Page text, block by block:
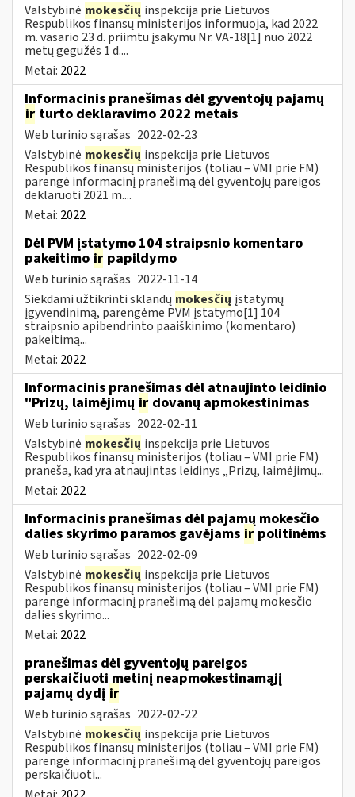
Valstybinė mokesčių inspekcija prie Lietuvos
Respublikos finansų ministerijos informuoja, kad 2022
m. vasario 23 d. priimtu įsakymu Nr. VA-18[1] nuo 2022
metų gegužės 1 d....
Metai: 2022
Informacinis pranešimas dėl gyventojų pajamų
ir turto deklaravimo 2022 metais
Web turinio sąrašas 2022-02-23
Valstybinė mokesčių inspekcija prie Lietuvos
Respublikos finansų ministerijos (toliau – VMI prie FM)
parengė informacinį pranešimą dėl gyventojų pareigos
deklaruoti 2021 m....
Metai: 2022
Dėl PVM įstatymo 104 straipsnio komentaro
pakeitimo ir papildymo
Web turinio sąrašas 2022-11-14
Siekdami užtikrinti sklandų mokesčių įstatymų
įgyvendinimą, parengėme PVM įstatymo[1] 104
straipsnio apibendrinto paaiškinimo (komentaro)
pakeitimą...
Metai: 2022
Informacinis pranešimas dėl atnaujinto leidinio
"Prizų, laimėjimų ir dovanų apmokestinimas
Web turinio sąrašas 2022-02-11
Valstybinė mokesčių inspekcija prie Lietuvos
Respublikos finansų ministerijos (toliau – VMI prie FM)
praneša, kad yra atnaujintas leidinys „Prizų, laimėjimų...
Metai: 2022
Informacinis pranešimas dėl pajamų mokesčio
dalies skyrimo paramos gavėjams ir politinėms
Web turinio sąrašas 2022-02-09
Valstybinė mokesčių inspekcija prie Lietuvos
Respublikos finansų ministerijos (toliau – VMI prie FM)
parengė informacinį pranešimą dėl pajamų mokesčio
dalies skyrimo...
Metai: 2022
pranešimas dėl gyventojų pareigos
perskaičiuoti metinį neapmokestinamąjį
pajamų dydį ir
Web turinio sąrašas 2022-02-22
Valstybinė mokesčių inspekcija prie Lietuvos
Respublikos finansų ministerijos (toliau – VMI prie FM)
parengė informacinį pranešimą dėl gyventojų pareigos
perskaičiuoti...